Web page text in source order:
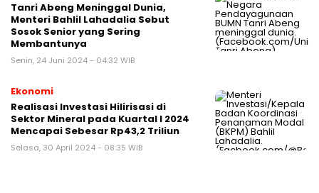
Tanri Abeng Meninggal Dunia,
Menteri Bahlil Lahadalia Sebut
Sosok Senior yang Sering
Membantunya
Senin, 24 Juni 2024 - 04:32 WIB
Ekonomi
Realisasi Investasi Hilirisasi di
Sektor Mineral pada Kuartal I 2024
Mencapai Sebesar Rp43,2 Triliun
Selasa, 30 April 2024 - 08:35 WIB